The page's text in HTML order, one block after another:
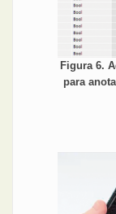
Figura 6.
para